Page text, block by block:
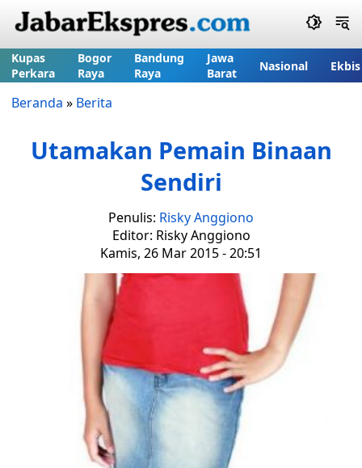
Kupas
Perkara
Bogor
Raya
Bandung
Raya
Jawa
Barat
Nasional Ekbis
Beranda » Berita
Utamakan Pemain Binaan
Sendiri
Penulis: Risky Anggiono
Editor: Risky Anggiono
Kamis, 26 Mar 2015 - 20:51